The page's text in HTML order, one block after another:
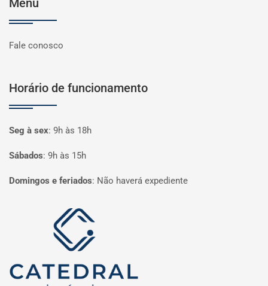
Menu
Fale conosco
Horário de funcionamento
Seg à sex: 9h às 18h
Sábados: 9h às 15h
Domingos e feriados: Não haverá expediente
Página inicial